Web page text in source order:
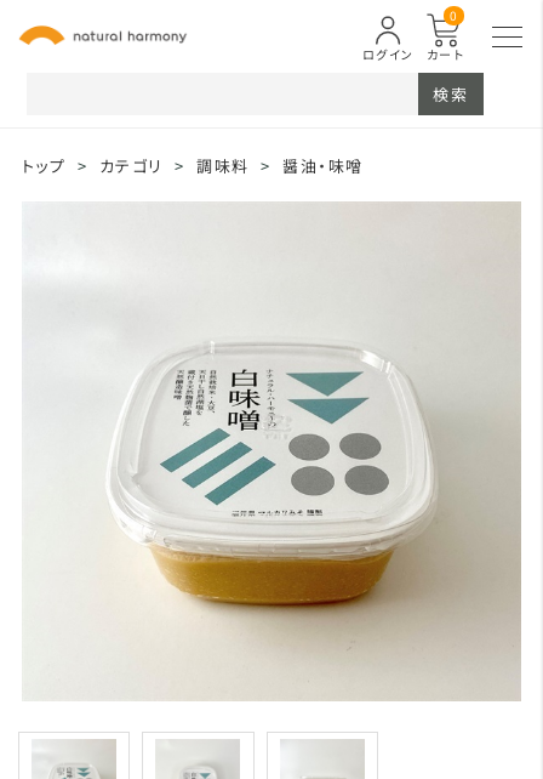
カート
0
ログイン
検索
トップ > カテゴリ > 調味料 > 醤油・味噌